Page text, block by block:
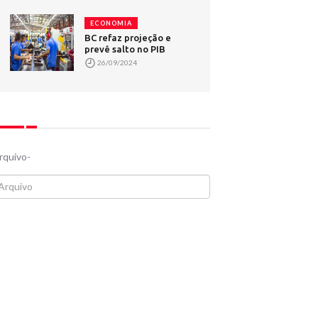
ECONOMIA
BC refaz projeção e
prevê salto no PIB
26/09/2024